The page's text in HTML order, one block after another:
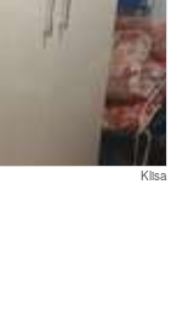
Klisa